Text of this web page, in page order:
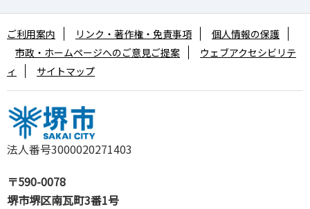
法人番号3000020271403
〒590-0078
堺市堺区南瓦町3番1号
ご利用案内 リンク・著作権・免責事項
個人情報の保護
市政・ホームページへのご意見ご提案
ウェブアクセシビリテ
ィ
サイトマップ